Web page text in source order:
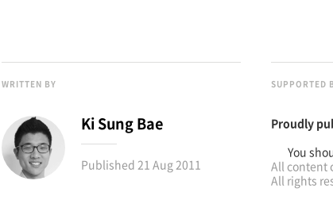
WRITTEN BY
Ki Sung Bae
Published 21 Aug 2011
SUPPORTED
Proudly
You
All content
All rights